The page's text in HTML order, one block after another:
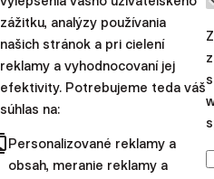
zážitku, analýzy používania
našich stránok a pri cielení
reklamy a vyhodnocovaní jej
efektivity. Potrebujeme teda váš
súhlas na:
Personalizované reklamy a
obsah, meranie reklamy a